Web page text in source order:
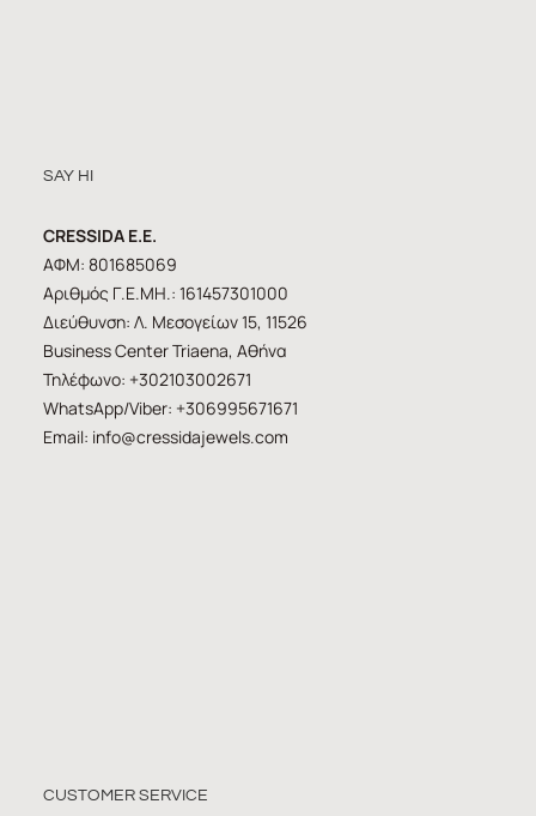
SAY HI
CRESSIDA E.E.
ΑΦΜ: 801685069
Αριθμός Γ.Ε.ΜΗ.: 161457301000
Διεύθυνση: Λ. Μεσογείων 15, 11526
Business Center Triaena, Αθήνα
Τηλέφωνο: +302103002671
WhatsApp/Viber: +306995671671
Email: info@cressidajewels.com
CUSTOMER SERVICE